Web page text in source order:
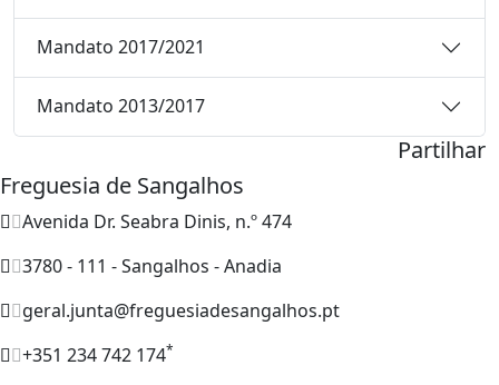
Mandato 2017/2021
Mandato 2013/2017
Partilhar
Freguesia de Sangalhos
Avenida Dr. Seabra Dinis, n.º 474
3780 - 111 - Sangalhos - Anadia
geral.junta@freguesiadesangalhos.pt
+351 234 742 174*